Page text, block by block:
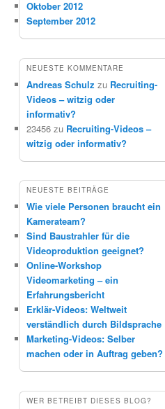
Oktober 2012
September 2012
NEUESTE KOMMENTARE
Andreas Schulz zu Recruiting-
Videos – witzig oder
informativ?
23456 zu Recruiting-Videos –
witzig oder informativ?
NEUESTE BEITRÄGE
Wie viele Personen braucht ein
Kamerateam?
Sind Baustrahler für die
Videoproduktion geeignet?
Online-Workshop
Videomarketing – ein
Erfahrungsbericht
Erklär-Videos: Weltweit
verständlich durch Bildsprache
Marketing-Videos: Selber
machen oder in Auftrag geben?
WER BETREIBT DIESES BLOG?